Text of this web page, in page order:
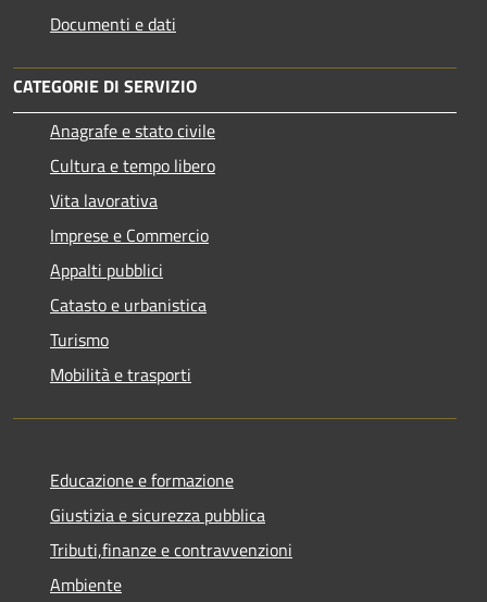
Documenti e dati
CATEGORIE DI SERVIZIO
Anagrafe e stato civile
Cultura e tempo libero
Vita lavorativa
Imprese e Commercio
Appalti pubblici
Catasto e urbanistica
Turismo
Mobilità e trasporti
Educazione e formazione
Giustizia e sicurezza pubblica
Tributi,finanze e contravvenzioni
Ambiente